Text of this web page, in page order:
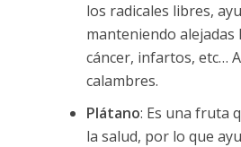
los radicales libres,
manteniendo alejadas
cáncer, infartos, etc…
calambres.
Plátano: Es una fruta
la salud, por lo que